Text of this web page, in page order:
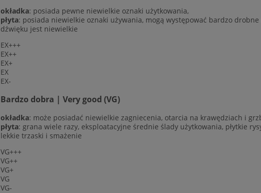
okładka: posiada pewne niewielkie oznaki użytkowania,
płyta: posiada niewielkie oznaki używania, mogą występować bardzo
dźwięku jest niewielkie
EX+++
EX++
EX+
EX
EX-
Bardzo dobra | Very good (VG)
okładka: może posiadać niewielkie zagniecenia, otarcia na krawędziach i
płyta: grana wiele razy, eksploatacyjne średnie ślady użytkowania, płytkie
lekkie trzaski i smażenie
VG+++
VG++
VG+
VG
VG-